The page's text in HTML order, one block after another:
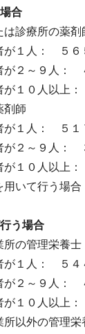
合
は診療所の薬剤
が１人： ５
が２～９人
が１０人以
剤師
が１人： ５
が２～９人
が１０人以
用いて行う
う場合
所の管理栄養士
が１人： ５
が２～９人
が１０人以
所以外の管理栄